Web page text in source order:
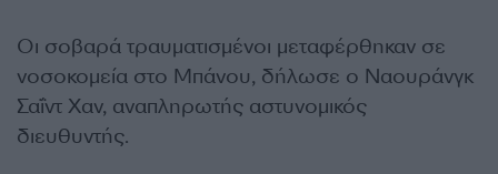
Οι σοβαρά τραυματισμένοι μεταφέρθηκαν σε
νοσοκομεία στο Μπάνου, δήλωσε ο Ναουράνγκ
Σαΐντ Χαν, αναπληρωτής αστυνομικός
διευθυντής.